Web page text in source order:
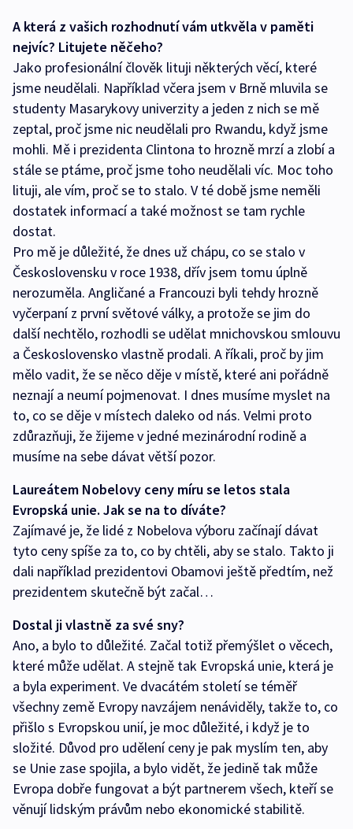
A která z vašich rozhodnutí vám utkvěla v paměti
nejvíc? Litujete něčeho?
Jako profesionální člověk lituji některých věcí, které
jsme neudělali. Například včera jsem v Brně mluvila se
studenty Masarykovy univerzity a jeden z nich se mě
zeptal, proč jsme nic neudělali pro Rwandu, když jsme
mohli. Mě i prezidenta Clintona to hrozně mrzí a zlobí a
stále se ptáme, proč jsme toho neudělali víc. Moc toho
lituji, ale vím, proč se to stalo. V té době jsme neměli
dostatek informací a také možnost se tam rychle
dostat.
Pro mě je důležité, že dnes už chápu, co se stalo v
Československu v roce 1938, dřív jsem tomu úplně
nerozuměla. Angličané a Francouzi byli tehdy hrozně
vyčerpaní z první světové války, a protože se jim do
další nechtělo, rozhodli se udělat mnichovskou smlouvu
a Československo vlastně prodali. A říkali, proč by jim
mělo vadit, že se něco děje v místě, které ani pořádně
neznají a neumí pojmenovat. I dnes musíme myslet na
to, co se děje v místech daleko od nás. Velmi proto
zdůrazňuji, že žijeme v jedné mezinárodní rodině a
musíme na sebe dávat větší pozor.
Laureátem Nobelovy ceny míru se letos stala
Evropská unie. Jak se na to díváte?
Zajímavé je, že lidé z Nobelova výboru začínají dávat
tyto ceny spíše za to, co by chtěli, aby se stalo. Takto ji
dali například prezidentovi Obamovi ještě předtím, než
prezidentem skutečně být začal…
Dostal ji vlastně za své sny?
Ano, a bylo to důležité. Začal totiž přemýšlet o věcech,
které může udělat. A stejně tak Evropská unie, která je
a byla experiment. Ve dvacátém století se téměř
všechny země Evropy navzájem nenáviděly, takže to, co
přišlo s Evropskou unií, je moc důležité, i když je to
složité. Důvod pro udělení ceny je pak myslím ten, aby
se Unie zase spojila, a bylo vidět, že jedině tak může
Evropa dobře fungovat a být partnerem všech, kteří se
věnují lidským právům nebo ekonomické stabilitě.